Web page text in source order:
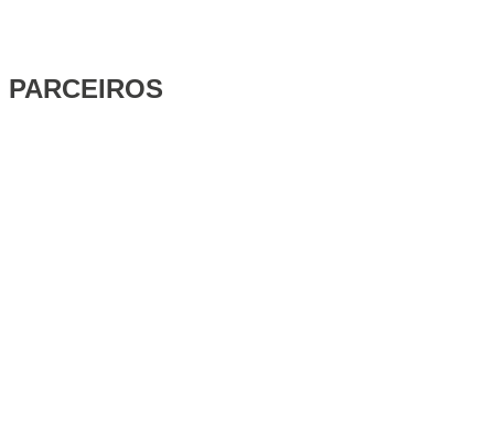
PARCEIROS